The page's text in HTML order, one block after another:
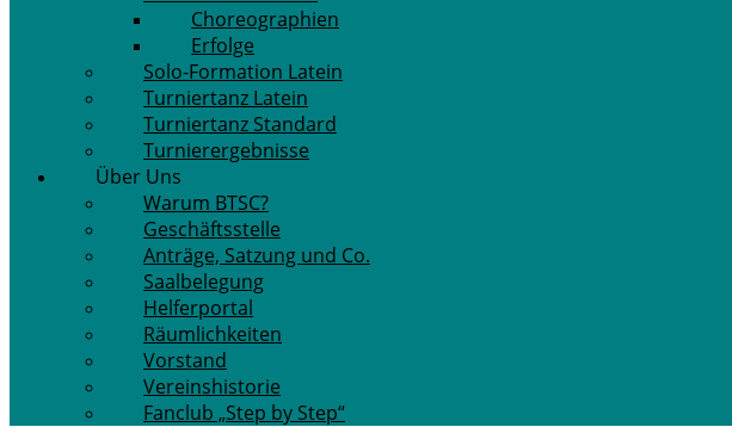
Choreographien
Erfolge
Solo-Formation Latein
Turniertanz Latein
Turniertanz Standard
Turnierergebnisse
Über Uns
Warum BTSC?
Geschäftsstelle
Anträge, Satzung und Co.
Saalbelegung
Helferportal
Räumlichkeiten
Vorstand
Vereinshistorie
Fanclub „Step by Step“